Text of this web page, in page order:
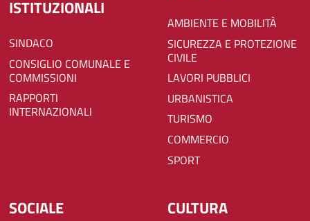
ISTITUZIONALI
SINDACO
CONSIGLIO COMUNALE E
COMMISSIONI
RAPPORTI
INTERNAZIONALI
AMBIENTE E MOBILITÀ
SICUREZZA E PROTEZIONE
CIVILE
LAVORI PUBBLICI
URBANISTICA
TURISMO
COMMERCIO
SPORT
SOCIALE CULTURA